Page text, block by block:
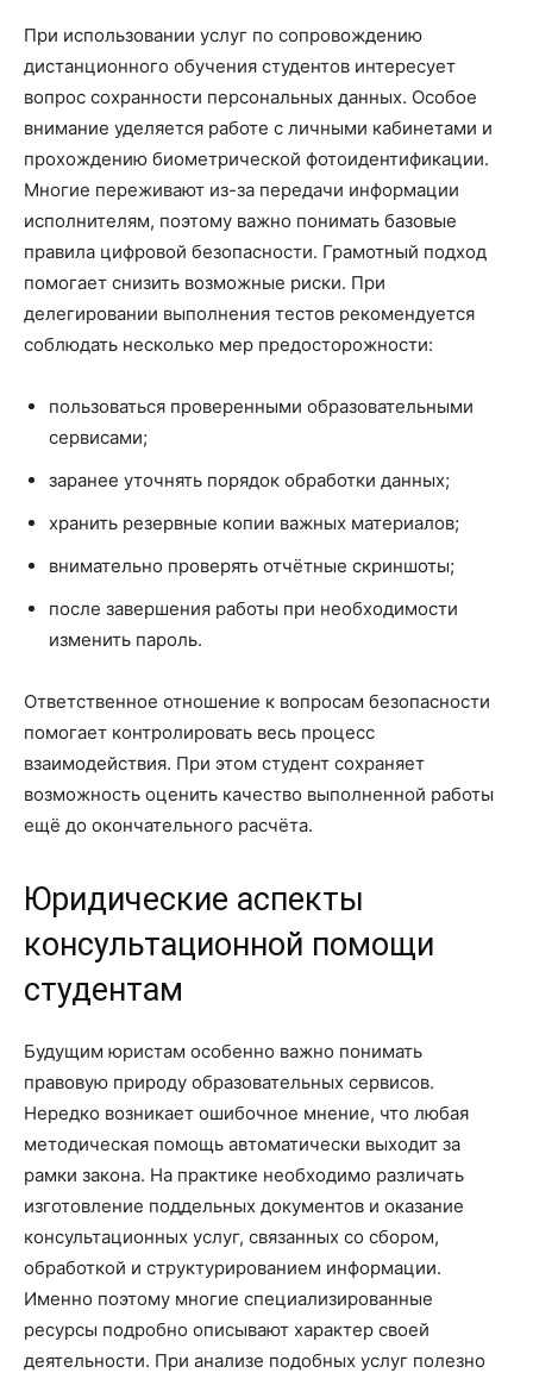
При использовании услуг по сопровождению
дистанционного обучения студентов интересует
вопрос сохранности персональных данных. Особое
внимание уделяется работе с личными кабинетами и
прохождению биометрической фотоидентификации.
Многие переживают из-за передачи информации
исполнителям, поэтому важно понимать базовые
правила цифровой безопасности. Грамотный подход
помогает снизить возможные риски. При
делегировании выполнения тестов рекомендуется
соблюдать несколько мер предосторожности:
пользоваться проверенными образовательными
сервисами;
заранее уточнять порядок обработки данных;
хранить резервные копии важных материалов;
внимательно проверять отчётные скриншоты;
после завершения работы при необходимости
изменить пароль.
Ответственное отношение к вопросам безопасности
помогает контролировать весь процесс
взаимодействия. При этом студент сохраняет
возможность оценить качество выполненной работы
ещё до окончательного расчёта.
Юридические аспекты
консультационной помощи
студентам
Будущим юристам особенно важно понимать
правовую природу образовательных сервисов.
Нередко возникает ошибочное мнение, что любая
методическая помощь автоматически выходит за
рамки закона. На практике необходимо различать
изготовление поддельных документов и оказание
консультационных услуг, связанных со сбором,
обработкой и структурированием информации.
Именно поэтому многие специализированные
ресурсы подробно описывают характер своей
деятельности. При анализе подобных услуг полезно